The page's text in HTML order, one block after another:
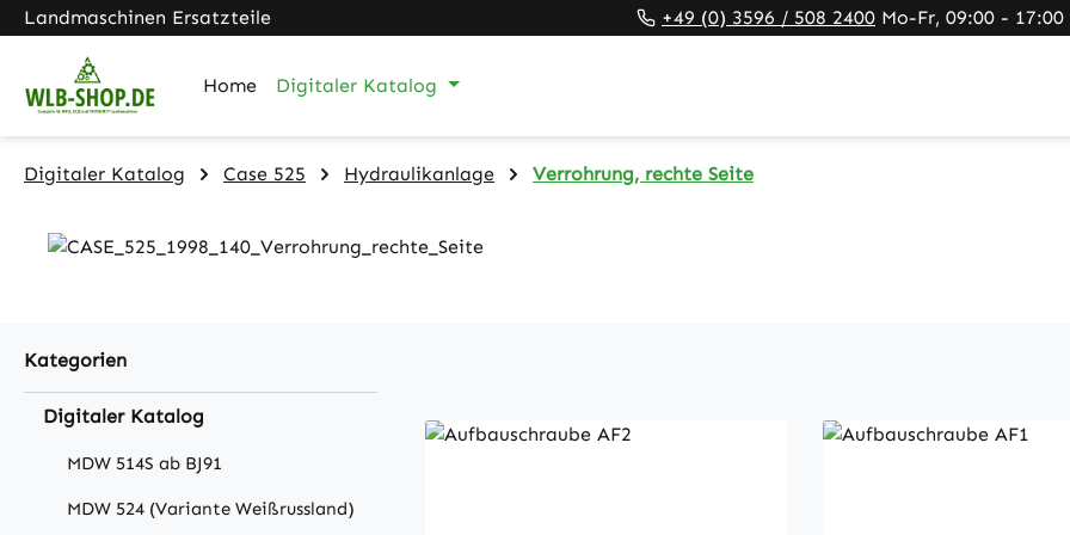
Hauptinhalt springen
Zur Suche springen
Zur Hauptnavigation springen
Landmaschinen Ersatzteile +49 (0) 3596 / 508 2400 Mo-Fr, 09:00 - 17:00
Home Digitaler Katalog
Digitaler Katalog Case 525 Hydraulikanlage Verrohrung, rechte Seite
Kategorien
Digitaler Katalog
MDW 514S ab BJ91
MDW 524 (Variante Weißrussland)